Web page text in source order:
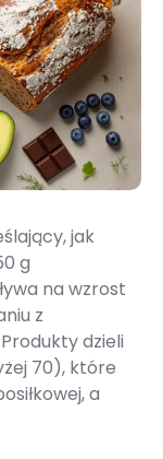
jak
g
na wzrost
z
dzieli
70), które
a